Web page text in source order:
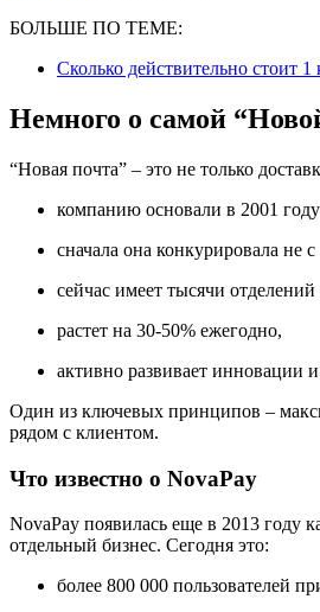
БОЛЬШЕ ПО ТЕМЕ:
Сколько действительно стоит
Немного о самой
“Новая почта” – это не только
компанию основали в 2001
сначала она конкурировала
сейчас имеет тысячи
растет на 30-50% ежегодно,
активно развивает инновации
Один из ключевых принципов –
рядом с клиентом.
Что известно о NovaPay
NovaPay появилась еще в 2013 году
отдельный бизнес. Сегодня это:
более 800 000 пользователей